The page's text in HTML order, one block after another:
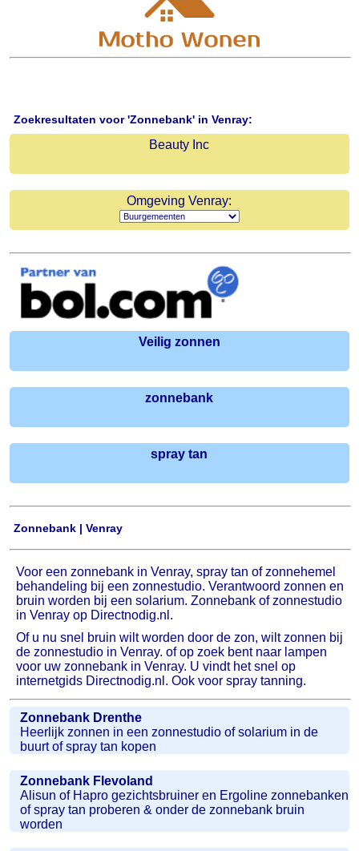
Zoekresultaten voor 'Zonnebank' in Venray:
Beauty Inc
Omgeving Venray:
Veilig zonnen
zonnebank
spray tan
Zonnebank | Venray
Voor een zonnebank in Venray, spray tan of zonnehemel
behandeling bij een zonnestudio. Verantwoord zonnen en
bruin worden bij een solarium. Zonnebank of zonnestudio
in Venray op Directnodig.nl.
Of u nu snel bruin wilt worden door de zon, wilt zonnen bij
de zonnestudio in Venray. of op zoek bent naar lampen
voor uw zonnebank in Venray. U vindt het snel op
internetgids Directnodig.nl. Ook voor spray tanning.
Zonnebank Drenthe
Heerlijk zonnen in een zonnestudio of solarium in de
buurt of spray tan kopen
Zonnebank Flevoland
Alisun of Hapro gezichtsbruiner en Ergoline zonnebanken
of spray tan proberen & onder de zonnebank bruin
worden